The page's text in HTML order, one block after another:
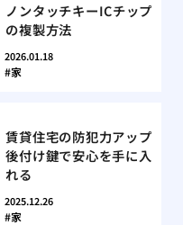
ノンタッチキーICチップ
の複製方法
2026.01.18
家
賃貸住宅の防犯力アップ
後付け鍵で安心を手に入
れる
2025.12.26
家